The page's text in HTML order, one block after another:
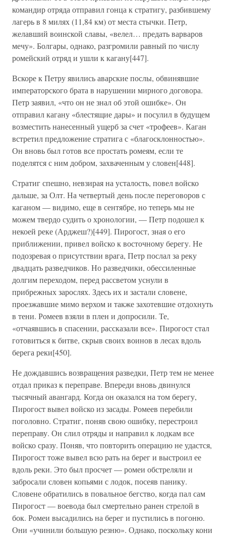
командир отряда отправил гонца к стратигу, разбившему
лагерь в 8 милях (11,84 км) от места стычки. Петр,
желавший воинской славы, «велел… предать варваров
мечу». Болгары, однако, разгромили равный по числу
ромейский отряд и ушли к кагану[447].
Вскоре к Петру явились аварские послы, обвинявшие
императорского брата в нарушении мирного договора.
Петр заявил, «что он не знал об этой ошибке». Он
отправил кагану «блестящие дары» и посулил в будущем
возместить нанесенный ущерб за счет «трофеев». Каган
встретил предложение стратига с «благосклонностью».
Он вновь был готов все простать ромеям, если те
поделятся с ним добром, захваченным у словен[448].
Стратиг спешно, невзирая на усталость, повел войско
дальше, за Олт. На четвертый день после переговоров с
каганом — видимо, еще в сентябре, но теперь мы не
можем твердо судить о хронологии, — Петр подошел к
некоей реке (Арджеш?)[449]. Пирогост, зная о его
приближении, привел войско к восточному берегу. Не
подозревая о присутствии врага, Петр послал за реку
двадцать разведчиков. Но разведчики, обессиленные
долгим переходом, перед рассветом уснули в
прибрежных зарослях. Здесь их и застали словене,
проезжавшие мимо верхом и также захотевшие отдохнуть
в тени. Ромеев взяли в плен и допросили. Те,
«отчаявшись в спасении, рассказали все». Пирогост стал
готовиться к битве, скрыв своих воинов в лесах вдоль
берега реки[450].
Не дождавшись возвращения разведки, Петр тем не менее
отдал приказ к переправе. Впереди вновь двинулся
тысячный авангард. Когда он оказался на том берегу,
Пирогост вывел войско из засады. Ромеев перебили
поголовно. Стратиг, поняв свою ошибку, перестроил
переправу. Он слил отряды и направил к лодкам все
войско сразу. Поняв, что повторить операцию не удастся,
Пирогост тоже вывел всю рать на берег и выстроил ее
вдоль реки. Это был просчет — ромеи обстреляли и
забросали словен копьями с лодок, посеяв панику.
Словене обратились в повальное бегство, когда пал сам
Пирогост — воевода был смертельно ранен стрелой в
бок. Ромеи высадились на берег и пустились в погоню.
Они «учинили большую резню». Однако, поскольку кони